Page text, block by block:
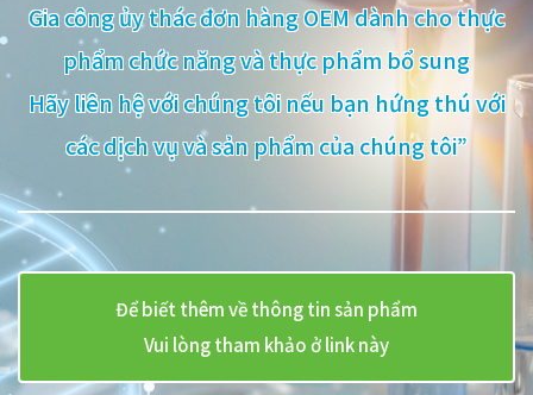
Gia công ủy thác đơn hàng OEM dành cho thực
phẩm chức năng và thực phẩm bổ sung
Hãy liên hệ với chúng tôi nếu bạn hứng thú với
các dịch vụ và sản phẩm của chúng tôi”
Để biết thêm về thông tin sản phẩm
Vui lòng tham khảo ở link này